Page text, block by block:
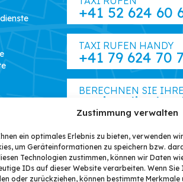
Zustimmung verwalten
ein optimales Erlebnis zu bieten, verwenden
um Geräteinformationen zu speichern bzw.
Technologien zustimmen, können wir Daten
IDs auf dieser Website verarbeiten. Wenn
oder zurückziehen, können bestimmte Merkmale
+41 52 624 60
TAXI RUFEN HANDY
+41 79 624 70
BERECHNEN SIE
Taxi